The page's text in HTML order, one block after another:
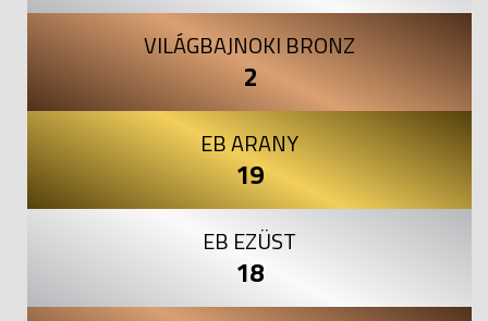
VILÁGBAJNOKI BRONZ
2
EB ARANY
19
EB EZÜST
18